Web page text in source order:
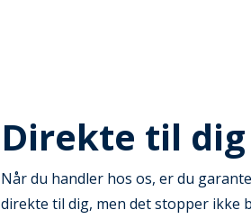
Direkte til dig
Når du handler hos os, er du
direkte til dig, men det stopper ikke